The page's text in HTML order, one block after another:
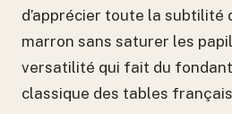
d’apprécier toute la subtilité
marron sans saturer les
versatilité qui fait du
classique des tables